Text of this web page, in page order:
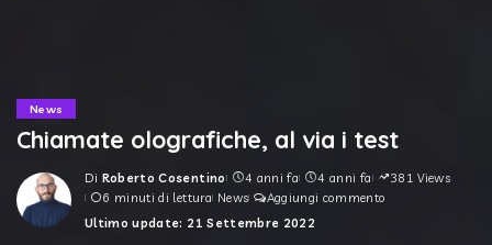
News
Chiamate olografiche, al via i test
Posted
by
Di Roberto Cosentino 4 anni fa 4 anni fa
381 Views
6 minuti di lettura News
Aggiungi commento
Ultimo update: 21 Settembre 2022